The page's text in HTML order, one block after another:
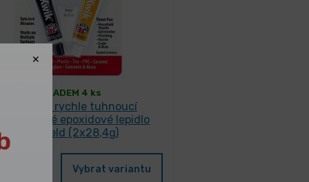
SKLADEM 4 ks
J-B WELD rychle tuhnoucí
epoxidové lepidlo
KwikWeld (2x28,4g)
Vybrat variantu